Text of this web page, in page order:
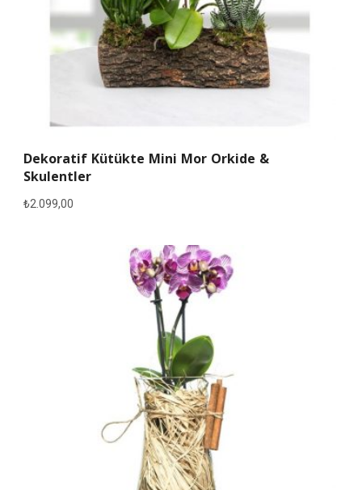
Dekoratif Kütükte Mini Mor Orkide &
Skulentler
₺2.099,00